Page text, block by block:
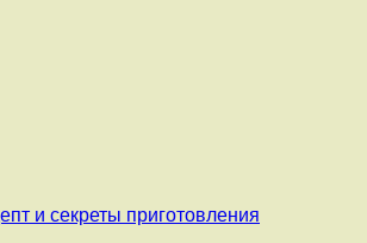
и секреты приготовления